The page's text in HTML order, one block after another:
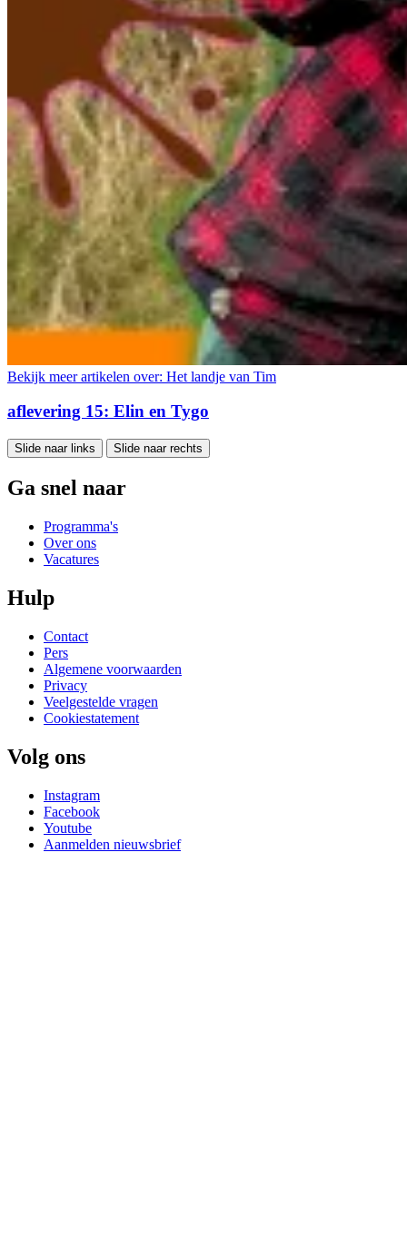
Bekijk meer artikelen over: Het landje van Tim
aflevering 15: Elin en Tygo
Slide naar links Slide naar rechts
Ga snel naar
Programma's
Over ons
Vacatures
Hulp
Contact
Pers
Algemene voorwaarden
Privacy
Veelgestelde vragen
Cookiestatement
Volg ons
Instagram
Facebook
Youtube
Aanmelden nieuwsbrief